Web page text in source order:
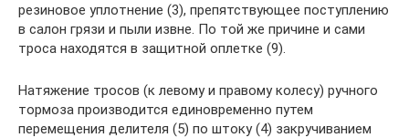
резиновое уплотнение (3), препятствующее поступлению
в салон грязи и пыли извне. По той же причине и сами
троса находятся в защитной оплетке (9).
Натяжение тросов (к левому и правому колесу) ручного
тормоза производится единовременно путем
перемещения делителя (5) по штоку (4) закручиванием